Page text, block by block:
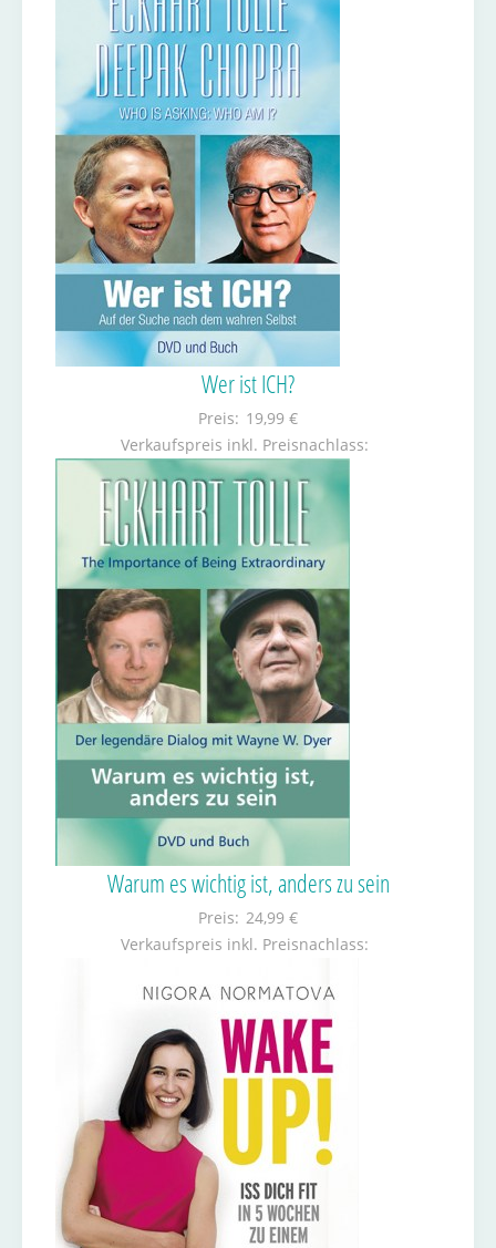
Wer ist ICH?
Preis: 19,99 €
Verkaufspreis inkl. Preisnachlass:
Warum es wichtig ist, anders zu sein
Preis: 24,99 €
Verkaufspreis inkl. Preisnachlass: